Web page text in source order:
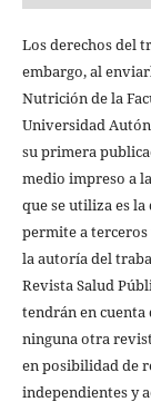
Los derechos del
embargo, al
Nutrición de la
Universidad
su primera
medio impreso a
que se utiliza es
permite a
la autoría del
Revista Salud
tendrán en
ninguna otra
en posibilidad de
independientes y